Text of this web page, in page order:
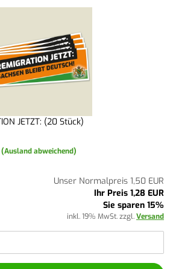
JETZT: (20 Stück)
(Ausland abweichend)
Unser Normalpreis 1,50 EUR
Ihr Preis 1,28 EUR
Sie sparen 15%
inkl. 19% MwSt. zzgl.Versand